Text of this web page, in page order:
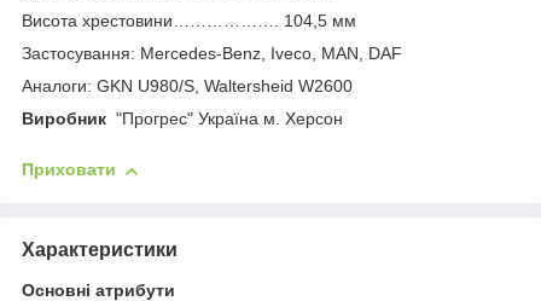
Висота хрестовини………………. 104,5 мм
Застосування: Mercedes-Benz, Iveco, MAN, DAF
Аналоги: GKN U980/S, Waltershеid W2600
Виробник "Прогрес" Україна м. Херсон
Приховати
Характеристики
Основні атрибути